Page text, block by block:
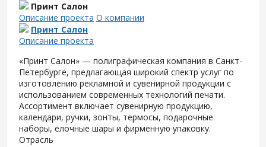
Принт Салон
Описание проекта О компании
Принт Салон
Описание проекта
«Принт Салон» — полиграфическая компания в Санкт-
Петербурге, предлагающая широкий спектр услуг по
изготовлению рекламной и сувенирной продукции с
использованием современных технологий печати.
Ассортимент включает сувенирную продукцию,
календари, ручки, зонты, термосы, подарочные
наборы, ёлочные шары и фирменную упаковку.
Отрасль